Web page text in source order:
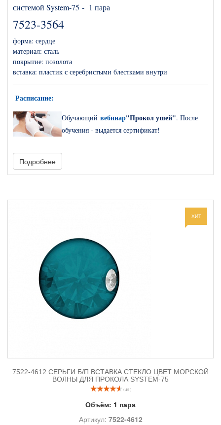
системой System-75 - 1 пара
7523-3564
форма: сердце
материал: сталь
покрытие: позолота
вставка: пластик с серебристыми блестками внутри
Расписание:
Обучающий вебинар"Прокол ушей". После
обучения - выдается сертификат!
Прокалывание ушей– очень древняя традиция, но она и по
всегда. Поэтому прокалывание ушей – это услуга, которая всегда
востребована и поэтому всегда должна присутствовать в
Подробнее
ХИТ
7522-4612 СЕРЬГИ Б/П ВСТАВКА СТЕКЛО ЦВЕТ МОРСКОЙ
ВОЛНЫ ДЛЯ ПРОКОЛА SYSTEM-75
( 45 )
Объём: 1 пара
Артикул: 7522-4612